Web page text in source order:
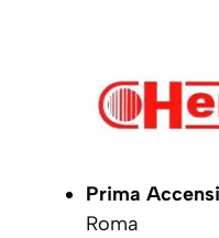
Prima
Roma